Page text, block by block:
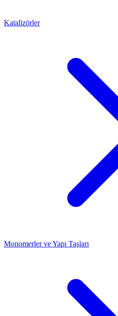
Katalizörler
Monomerler ve Yapı Taşları